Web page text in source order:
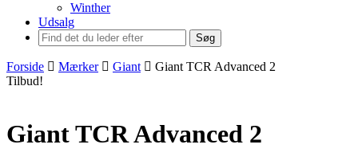
Winther
Udsalg
Søg
Forside Mærker Giant
Giant TCR Advanced 2
Tilbud!
Giant TCR Advanced 2